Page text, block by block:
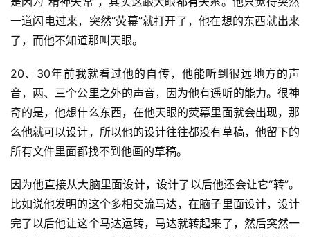
一道闪电过来，突然“荧幕”就打开了，他在想的东西就出来
了，而他不知道那叫天眼。
20、30年前我就看过他的自传，他能听到很远地方的声
音，两、三个公里之外的声音，因为他有遥听的能力。很神
奇的是，他想什么东西，在他天眼的荧幕里面就会出现，那
么他就可以设计，所以他的设计往往都没有草稿，他留下的
所有文件里面都找不到他画的草稿。
因为他直接从大脑里面设计，设计了以后他还会让它“转”。
比如说他发明的这个多相交流马达，在脑子里面设计，设计
完了以后他让这个马达运转，马达就转起来了，然后突然一